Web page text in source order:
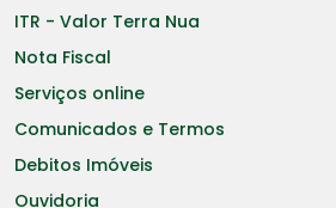
ITR - Valor Terra Nua
Nota Fiscal
Serviços online
Comunicados e Termos
Debitos Imóveis
Ouvidoria